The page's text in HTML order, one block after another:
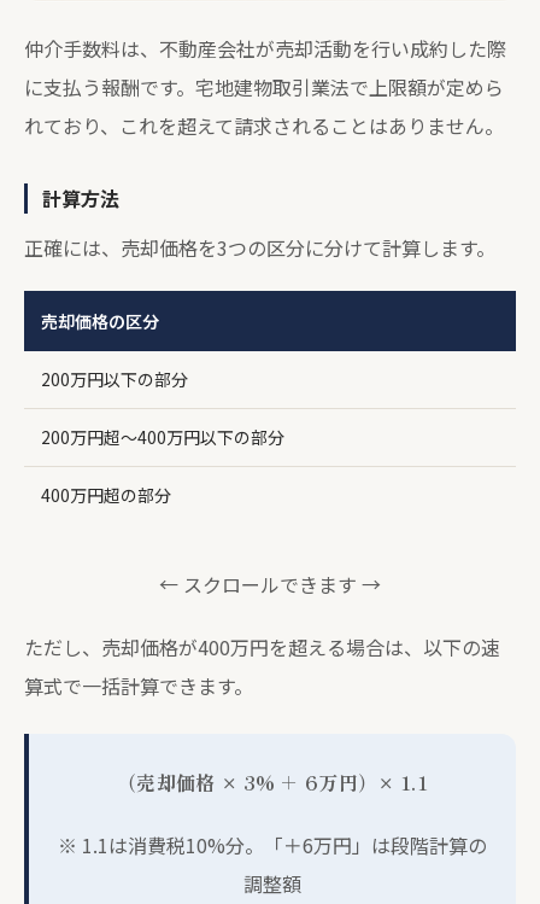
仲介手数料は、不動産会社が売却活動を行い成約した際
に支払う報酬です。宅地建物取引業法で上限額が定めら
れており、これを超えて請求されることはありません。
計算方法
正確には、売却価格を3つの区分に分けて計算します。
売却価格の区分
200万円以下の部分
200万円超〜400万円以下の部分
400万円超の部分
← スクロールできます →
ただし、売却価格が400万円を超える場合は、以下の速
算式で一括計算できます。
（売却価格 × 3% ＋ 6万円）× 1.1
※ 1.1は消費税10%分。「＋6万円」は段階計算の
調整額